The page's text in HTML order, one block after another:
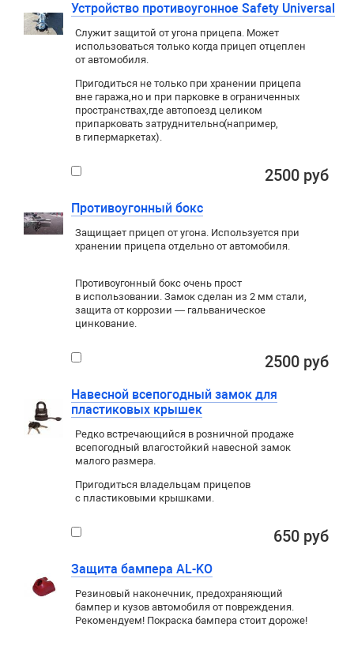
Устройство противоугонное Safety Universal
Служит защитой от угона прицепа. Может
использоваться только когда прицеп отцеплен
от автомобиля.
Пригодиться не только при хранении прицепа
вне гаража,но и при парковке в ограниченных
пространствах,где автопоезд целиком
припарковать затруднительно(например,
в гипермаркетах).
2500 руб
Противоугонный бокс
Защищает прицеп от угона. Используется при
хранении прицепа отдельно от автомобиля.
Противоугонный бокс очень прост
в использовании. Замок сделан из 2 мм стали,
защита от коррозии — гальваническое
цинкование.
2500 руб
Навесной всепогодный замок для
пластиковых крышек
Редко встречающийся в розничной продаже
всепогодный влагостойкий навесной замок
малого размера.
Пригодиться владельцам прицепов
с пластиковыми крышками.
650 руб
Защита бампера AL-KO
Резиновый наконечник, предохраняющий
бампер и кузов автомобиля от повреждения.
Рекомендуем! Покраска бампера стоит дороже!